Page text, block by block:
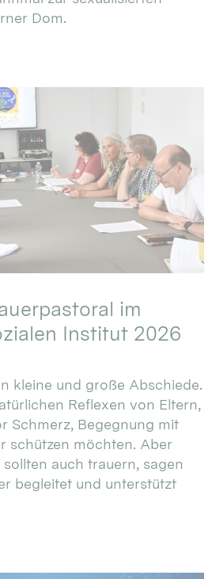
Dom.
im
Institut 2026
kleine und große Abschiede.
Reflexen von Eltern,
Schmerz, Begegnung mit
schützen möchten. Aber
auch trauern, sagen
begleitet und unterstützt